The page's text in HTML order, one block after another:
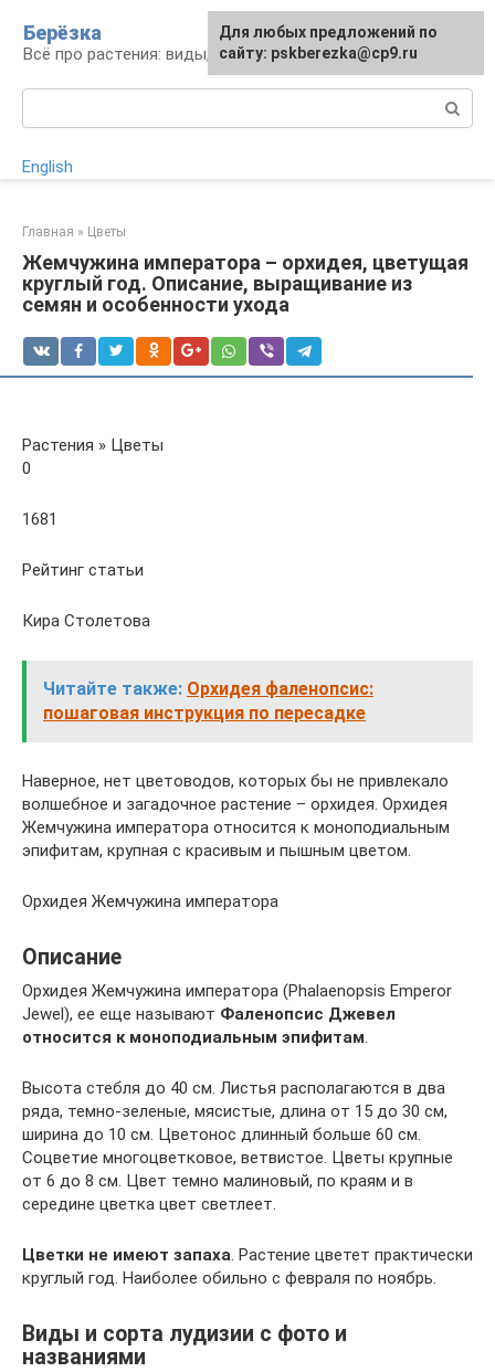
контенту
Берёзка
Всё про растения: виды, выращивание, уход
English
Главная » Цветы
Жемчужина императора – орхидея, цветущая
круглый год. Описание, выращивание из
семян и особенности ухода
Растения » Цветы
0
1681
Рейтинг статьи
Кира Столетова
Читайте также: Орхидея фаленопсис:
пошаговая инструкция по пересадке
Наверное, нет цветоводов, которых бы не привлекало
волшебное и загадочное растение – орхидея. Орхидея
Жемчужина императора относится к моноподиальным
эпифитам, крупная с красивым и пышным цветом.
Орхидея Жемчужина императора
Описание
Орхидея Жемчужина императора (Phalaenopsis Emperor
Jewel), ее еще называют Фаленопсис Джевел
относится к моноподиальным эпифитам.
Высота стебля до 40 см. Листья располагаются в два
ряда, темно-зеленые, мясистые, длина от 15 до 30 см,
ширина до 10 см. Цветонос длинный больше 60 см.
Соцветие многоцветковое, ветвистое. Цветы крупные
от 6 до 8 см. Цвет темно малиновый, по краям и в
середине цветка цвет светлеет.
Цветки не имеют запаха. Растение цветет практически
круглый год. Наиболее обильно с февраля по ноябрь.
Виды и сорта лудизии с фото и
названиями
Для любых предложений по
сайту: pskberezka@cp9.ru